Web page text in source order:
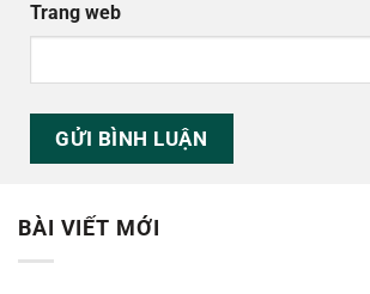
Trang web
BÀI VIẾT MỚI